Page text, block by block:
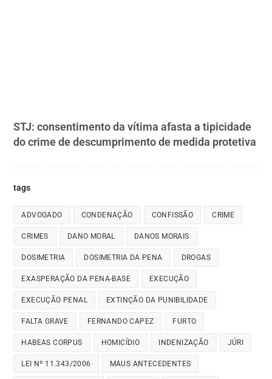
STJ: consentimento da vítima afasta a tipicidade
do crime de descumprimento de medida protetiva
tags
ADVOGADO CONDENAÇÃO CONFISSÃO CRIME
CRIMES DANO MORAL DANOS MORAIS
DOSIMETRIA DOSIMETRIA DA PENA DROGAS
EXASPERAÇÃO DA PENA-BASE EXECUÇÃO
EXECUÇÃO PENAL EXTINÇÃO DA PUNIBILIDADE
FALTA GRAVE FERNANDO CAPEZ FURTO
HABEAS CORPUS HOMICÍDIO INDENIZAÇÃO JÚRI
LEI Nº 11.343/2006 MAUS ANTECEDENTES